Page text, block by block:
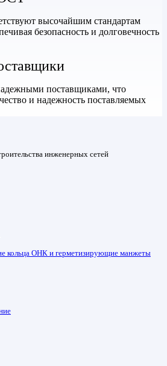
высочайшим стандартам
безопасность и долговечность
поставщиками, что
и надежность поставляемых
инженерных сетей
кольца ОНК и герметизирующие манжеты